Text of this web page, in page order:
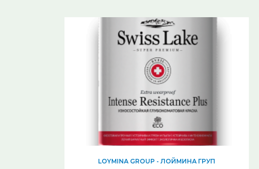
LOYMINA GROUP - ЛОЙМИНА ГРУП